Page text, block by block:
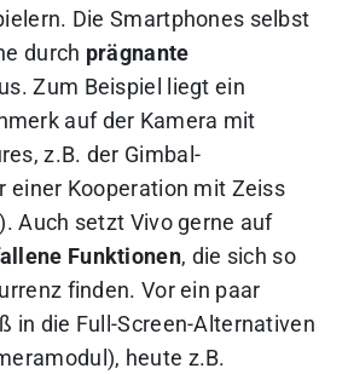
Die Smartphones selbst
durch prägnante
Zum Beispiel liegt ein
auf der Kamera mit
z.B. der Gimbal-
einer Kooperation mit Zeiss
Auch setzt Vivo gerne auf
Funktionen, die sich so
finden. Vor ein paar
in die Full-Screen-Alternativen
heute z.B.